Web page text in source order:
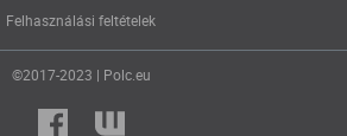
Felhasználási feltételek
©2017-2023 | Polc.eu